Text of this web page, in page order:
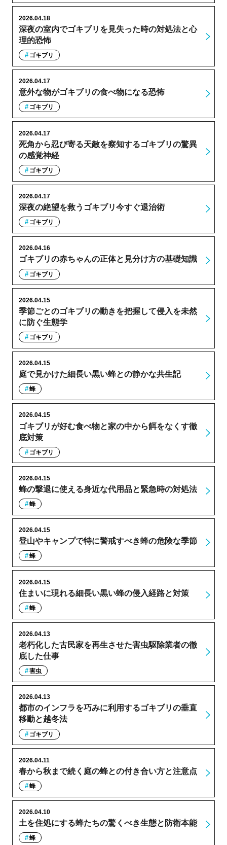
深夜の室内でゴキブリを見失った時の対処法と心
理的恐怖
2026.04.18
ゴキブリ
意外な物がゴキブリの食べ物になる恐怖
2026.04.17
ゴキブリ
死角から忍び寄る天敵を察知するゴキブリの驚異
の感覚神経
2026.04.17
ゴキブリ
深夜の絶望を救うゴキブリ今すぐ退治術
2026.04.17
ゴキブリ
ゴキブリの赤ちゃんの正体と見分け方の基礎知識
2026.04.16
ゴキブリ
季節ごとのゴキブリの動きを把握して侵入を未然
に防ぐ生態学
2026.04.15
ゴキブリ
庭で見かけた細長い黒い蜂との静かな共生記
2026.04.15
蜂
ゴキブリが好む食べ物と家の中から餌をなくす徹
底対策
2026.04.15
ゴキブリ
蜂の撃退に使える身近な代用品と緊急時の対処法
2026.04.15
蜂
登山やキャンプで特に警戒すべき蜂の危険な季節
2026.04.15
蜂
住まいに現れる細長い黒い蜂の侵入経路と対策
2026.04.15
蜂
老朽化した古民家を再生させた害虫駆除業者の徹
底した仕事
2026.04.13
害虫
都市のインフラを巧みに利用するゴキブリの垂直
移動と越冬法
2026.04.13
ゴキブリ
春から秋まで続く庭の蜂との付き合い方と注意点
2026.04.11
蜂
土を住処にする蜂たちの驚くべき生態と防衛本能
2026.04.10
蜂